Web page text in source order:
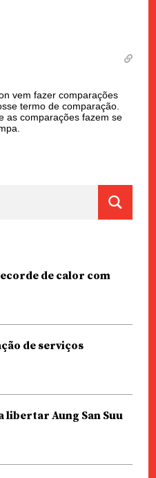
vem fazer comparações
termo de comparação.
as comparações fazem se
de calor com
de serviços
libertar Aung San Suu